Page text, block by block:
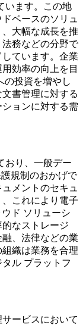
います。この地
ベースのソリュ
大幅な成長を推
務などの分野で
ています。企業
効率の向上を目
の投資を増やし
書管理に対する
ョンに対する需
おり、一般デー
規制のおかげで
メントのセキュ
これにより電子
ド ソリューシ
なストレージ
、法律などの業
織は業務を合理
ル プラットフ
ービスにおいて